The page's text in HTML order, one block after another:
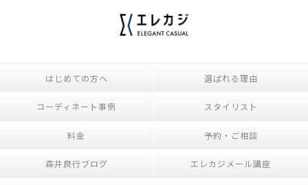
はじめての方へ 選ばれる理由
コーディネート事例 スタイリスト
料金 予約・ご相談
森井良行ブログ エレカジメール講座